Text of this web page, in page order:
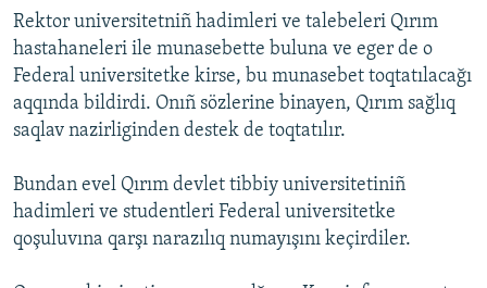
Rektor universitetniñ hadimleri ve talebeleri Qırım
hastahaneleri ile munasebette buluna ve eger de o
Federal universitetke kirse, bu munasebet toqtatılacağı
aqqında bildirdi. Onıñ sözlerine binayen, Qırım sağlıq
saqlav nazirliginden destek de toqtatılır.
Bundan evel Qırım devlet tibbiy universitetiniñ
hadimleri ve studentleri Federal universitetke
qoşuluvına qarşı narazılıq numayışını keçirdiler.